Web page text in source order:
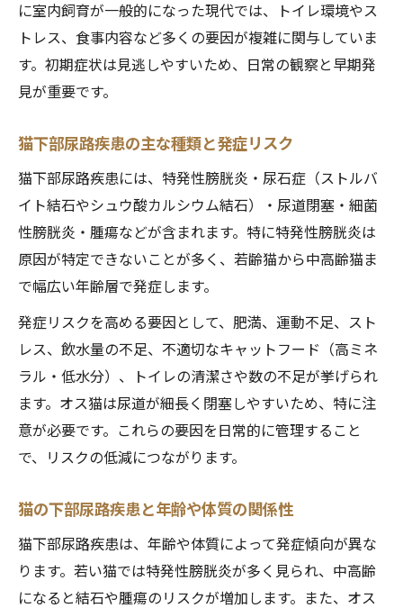
猫下部尿路疾患とストルバイト結石の発症
要因
猫の多頭飼いや騒音が下部尿路症状を悪化
させる理由
フード選びで気をつけたい猫の予防法
選び
猫の下部尿路疾患向けフードの選び方と注
ウェットフードが猫下部尿路疾患予防に果
猫下部尿路疾患とおやつの適切な与え方の
コツ
猫下部尿路疾患の主な原因と症状とは
猫の下部尿路疾患で見られる三大症状とは
何か
猫下部尿路疾患の原因となるストルバイト
結石
に室内飼育が一般的になった現代では、トイレ環境やス
トレス、食事内容など多くの要因が複雑に関与していま
す。初期症状は見逃しやすいため、日常の観察と早期発
見が重要です。
猫下部尿路疾患の主な種類と発症リスク
猫下部尿路疾患には、特発性膀胱炎・尿石症（ストルバ
イト結石やシュウ酸カルシウム結石）・尿道閉塞・細菌
性膀胱炎・腫瘍などが含まれます。特に特発性膀胱炎は
原因が特定できないことが多く、若齢猫から中高齢猫ま
で幅広い年齢層で発症します。
発症リスクを高める要因として、肥満、運動不足、スト
レス、飲水量の不足、不適切なキャットフード（高ミネ
ラル・低水分）、トイレの清潔さや数の不足が挙げられ
ます。オス猫は尿道が細長く閉塞しやすいため、特に注
意が必要です。これらの要因を日常的に管理すること
で、リスクの低減につながります。
猫の下部尿路疾患と年齢や体質の関係性
猫下部尿路疾患は、年齢や体質によって発症傾向が異な
ります。若い猫では特発性膀胱炎が多く見られ、中高齢
になると結石や腫瘍のリスクが増加します。また、オス